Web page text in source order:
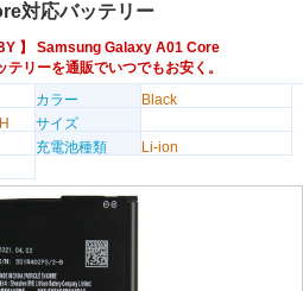
対応バッテリー
】 Samsung Galaxy A01 Core
リーを通販でいつでもお安く。
カラー
Black
サイズ
充電池種類
Li-ion